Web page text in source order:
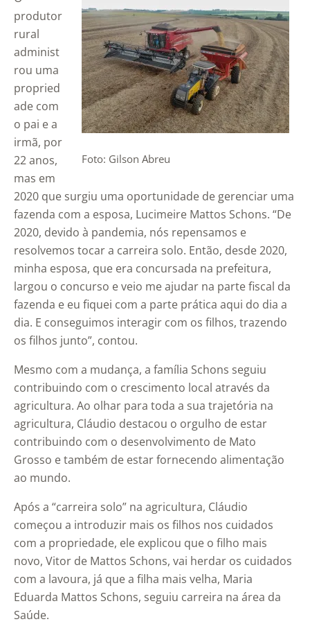
Foto: Gilson Abreu
produtor
rural
administ
rou uma
propried
ade com
o pai e a
irmã, por
22 anos,
mas em
2020 que surgiu uma oportunidade de gerenciar uma
fazenda com a esposa, Lucimeire Mattos Schons. “De
2020, devido à pandemia, nós repensamos e
resolvemos tocar a carreira solo. Então, desde 2020,
minha esposa, que era concursada na prefeitura,
largou o concurso e veio me ajudar na parte fiscal da
fazenda e eu fiquei com a parte prática aqui do dia a
dia. E conseguimos interagir com os filhos, trazendo
os filhos junto”, contou.
Mesmo com a mudança, a família Schons seguiu
contribuindo com o crescimento local através da
agricultura. Ao olhar para toda a sua trajetória na
agricultura, Cláudio destacou o orgulho de estar
contribuindo com o desenvolvimento de Mato
Grosso e também de estar fornecendo alimentação
ao mundo.
Após a “carreira solo” na agricultura, Cláudio
começou a introduzir mais os filhos nos cuidados
com a propriedade, ele explicou que o filho mais
novo, Vitor de Mattos Schons, vai herdar os cuidados
com a lavoura, já que a filha mais velha, Maria
Eduarda Mattos Schons, seguiu carreira na área da
Saúde.